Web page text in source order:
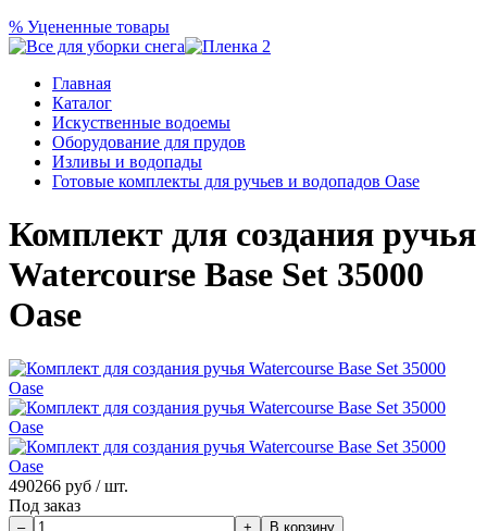
% Уцененные товары
Главная
Каталог
Искуственные водоемы
Оборудование для прудов
Изливы и водопады
Готовые комплекты для ручьев и водопадов Oase
Комплект для создания ручья
Watercourse Base Set 35000
Oase
490266 руб / шт.
Под заказ